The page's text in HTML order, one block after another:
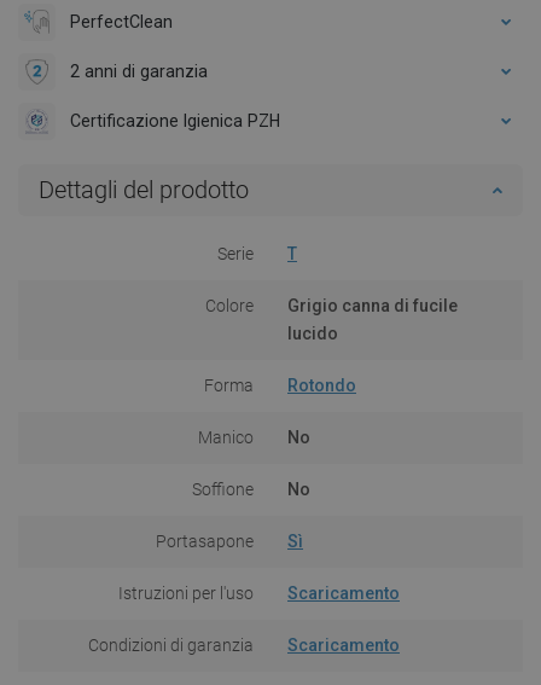
PerfectClean
2 anni di garanzia
Certificazione Igienica PZH
Dettagli del prodotto
Serie T
Colore
Grigio canna di fucile
lucido
Forma Rotondo
Manico No
Soffione No
Portasapone Sì
Istruzioni per l'uso Scaricamento
Condizioni di garanzia Scaricamento